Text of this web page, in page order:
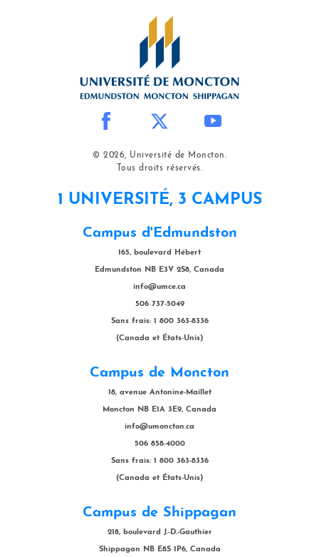
© 2026, Université de Moncton.
Tous droits réservés.
1 UNIVERSITÉ, 3 CAMPUS
Campus d'Edmundston
165, boulevard Hébert
Edmundston NB E3V 2S8, Canada
info@umce.ca
506 737-5049
Sans frais: 1 800 363-8336
(Canada et États-Unis)
Campus de Moncton
18, avenue Antonine-Maillet
Moncton NB E1A 3E9, Canada
info@umoncton.ca
506 858-4000
Sans frais: 1 800 363-8336
(Canada et États-Unis)
Campus de Shippagan
218, boulevard J.-D.-Gauthier
Shippagan NB E8S 1P6, Canada